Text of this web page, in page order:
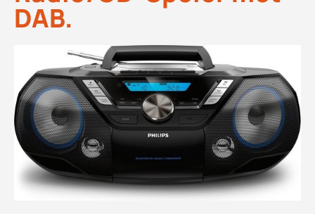
DAB.